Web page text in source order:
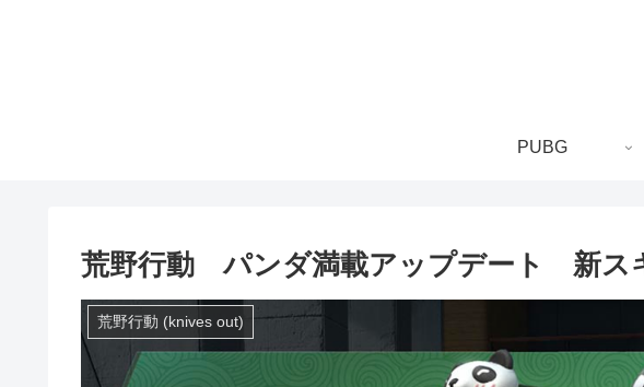
PUBG
荒野行動 パンダ満載アップデート 新ス
荒野行動 (knives out)